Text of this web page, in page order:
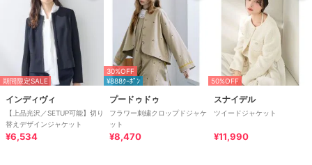
期間限定SALE
インディヴィ
【上品光沢／SETUP可能】切り
替えデザインジャケット
¥6,534
30%OFF
¥888ｸｰﾎﾟﾝ
プードゥドゥ
フラワー刺繍クロップドジャケ
ット
¥8,470
50%OFF
スナイデル
ツイードジャケット
¥11,990